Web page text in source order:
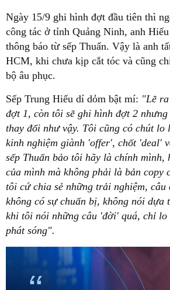
Ngày 15/9 ghi hình đợt đầu tiên thì
công tác ở tỉnh Quảng Ninh, anh
thông báo từ sếp Thuấn. Vậy là anh
HCM, khi chưa kịp cắt tóc và cũng
bộ âu phục.
Sếp Trung Hiếu dí dỏm bật mí: "Lẽ
đợt 1, còn tôi sẽ ghi hình đợt 2
thay đổi như vậy. Tôi cũng có chút lo
kinh nghiệm giành 'offer', chốt 'deal'
sếp Thuấn bảo tôi hãy là chính mình,
của mình mà không phải là bản copy
tôi cứ chia sẻ những trải nghiệm, câu
không có sự chuẩn bị, không nói dựa
khi tôi nói những câu 'đời' quá, chỉ lo
phát sóng".